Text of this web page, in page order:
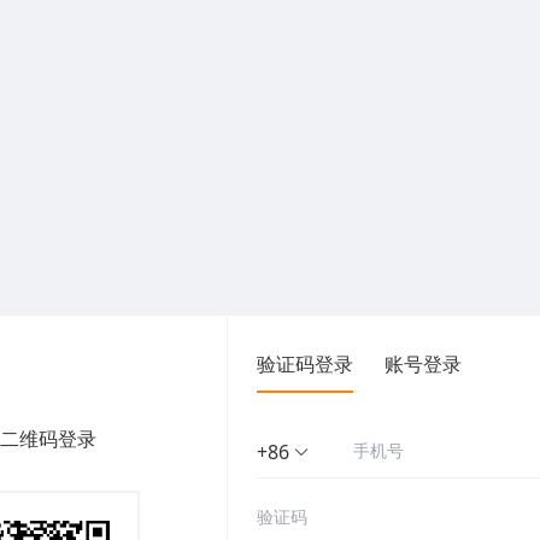
维码登录
验证码登录 账号登录
+86